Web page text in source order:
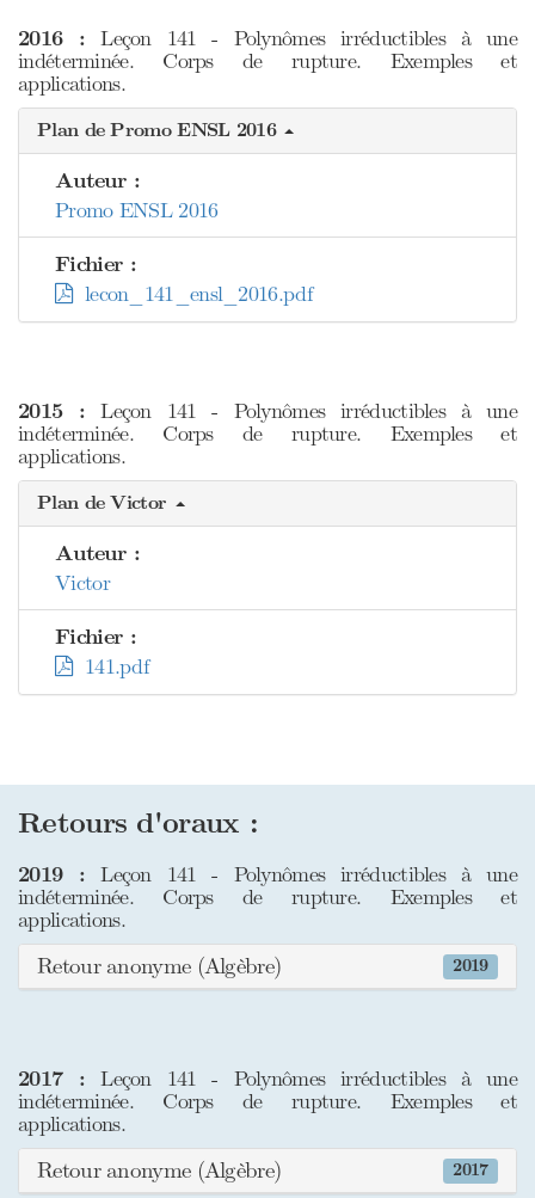
2016 : Leçon 141 - Polynômes irréductibles à une
indéterminée. Corps de rupture. Exemples et
applications.
Plan de Promo ENSL 2016
Auteur :
Promo ENSL 2016
Fichier :
lecon_141_ensl_2016.pdf
2015 : Leçon 141 - Polynômes irréductibles à une
indéterminée. Corps de rupture. Exemples et
applications.
Plan de Victor
Auteur :
Victor
Fichier :
141.pdf
Retours d'oraux :
2019 : Leçon 141 - Polynômes irréductibles à une
indéterminée. Corps de rupture. Exemples et
applications.
2019
Retour anonyme (Algèbre)
2017 : Leçon 141 - Polynômes irréductibles à une
indéterminée. Corps de rupture. Exemples et
applications.
2017
Retour anonyme (Algèbre)